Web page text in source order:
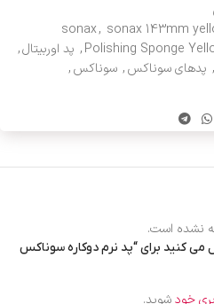
sonax, sonax 143mm
Polishing Sponge
, پد اوربیتال,
, پدهای سوناکس, سوناکس,
نشده است.
می کنید برای “پد نرم دوکاره سوناکس